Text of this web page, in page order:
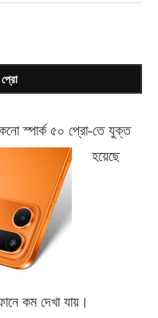
প্রো
স্পার্ক ৫০ প্রো-তে যুক্ত
হয়েছে
কম দেখা যায়।